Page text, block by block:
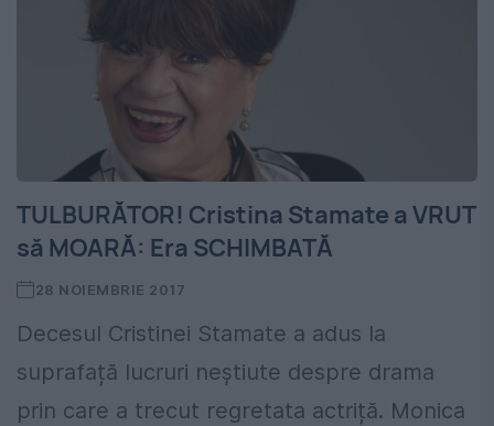
TULBURĂTOR! Cristina Stamate a VRUT
să MOARĂ: Era SCHIMBATĂ
28 NOIEMBRIE 2017
Decesul Cristinei Stamate a adus la
suprafață lucruri neștiute despre drama
prin care a trecut regretata actriță. Monica